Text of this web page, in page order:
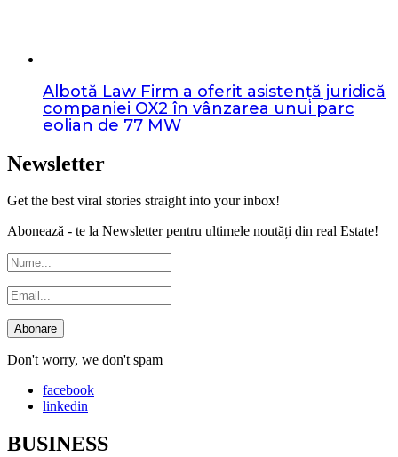
Albotă Law Firm a oferit asistență juridică
companiei OX2 în vânzarea unui parc
eolian de 77 MW
Newsletter
Get the best viral stories straight into your inbox!
Abonează - te la Newsletter pentru ultimele noutăți din real Estate!
Don't worry, we don't spam
facebook
linkedin
BUSINESS